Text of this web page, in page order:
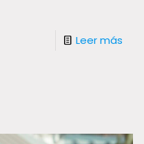
Leer más